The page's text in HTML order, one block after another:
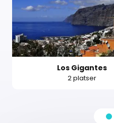
Los Gigantes
2 platser